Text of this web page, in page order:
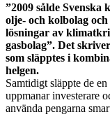
”2009 sålde
olje- och kolbolag
lösningar av
gasbolag”. Det
som släpptes i
helgen.
Samtidigt släppte de en
uppmanar investerare
använda pengarna